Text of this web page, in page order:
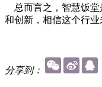
总而言之，智慧饭堂
和创新，相信这个行业
分享到：